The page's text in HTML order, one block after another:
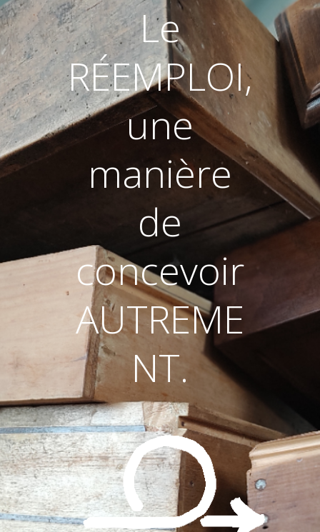
Le
RÉEMPLOI,
une
manière
de
concevoir
AUTREME
NT.